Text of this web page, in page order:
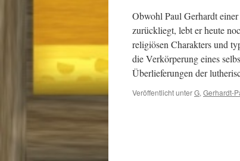
Obwohl Paul Gerhardt
zurückliegt, lebt er heute
religiösen Charakters und
die Verkörperung eines
Überlieferungen der
Veröffentlicht unterG, Gerhardt-